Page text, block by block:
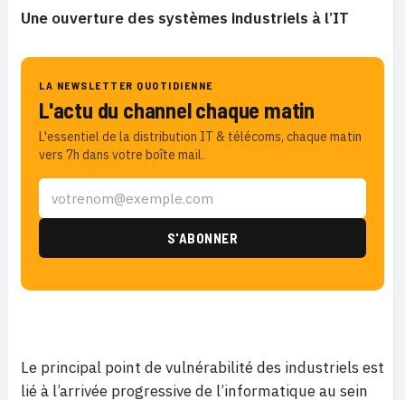
Une ouverture des systèmes industriels à l’IT
LA NEWSLETTER QUOTIDIENNE
L'actu du channel chaque matin
L'essentiel de la distribution IT & télécoms, chaque matin
vers 7h dans votre boîte mail.
Le principal point de vulnérabilité des industriels est
lié à l’arrivée progressive de l’informatique au sein